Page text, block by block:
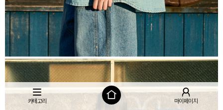
카테고리 마이페이지